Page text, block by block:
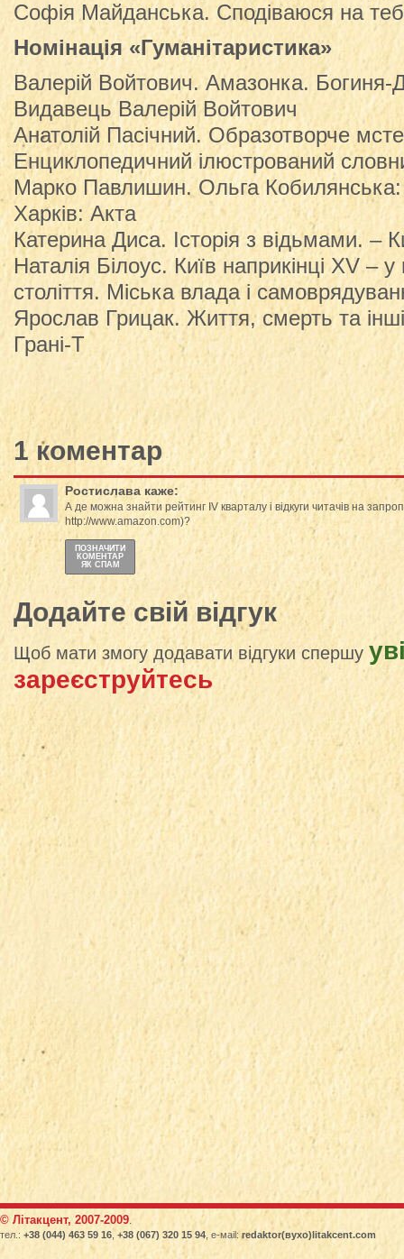
Софія Майданська. Сподіваюся на
Номінація «Гуманітаристика»
Валерій Войтович. Амазонка. Богиня-
Видавець Валерій Войтович
Анатолій Пасічний. Образотворче
Енциклопедичний ілюстрований
Марко Павлишин. Ольга
Харків: Акта
Катерина Диса. Історія з відьмами. –
Наталія Білоус. Київ наприкінці XV –
століття. Міська влада і
Ярослав Грицак. Життя, смерть та
Грані-Т
1 коментар
Ростислава каже:
А де можна знайти рейтинг ІV кварталу і відкуги читачів на
http://www.amazon.com)?
ПОЗНАЧИТИ
КОМЕНТАР
ЯК СПАМ
Додайте свій відгук
Щоб мати змогу додавати відгуки спершу
зареєструйтесь
© Літакцент, 2007-2009
тел.: +38 (044) 463 59 16 +38 (067) 320 15 94 , е-маіl:redaktor(вухо)litakcent.com